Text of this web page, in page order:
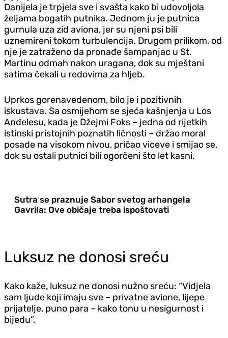
Danijela je trpjela sve i svašta kako bi udovoljola
željama bogatih putnika. Jednom ju je putnica
gurnula uza zid aviona, jer su njeni psi bili
uznemireni tokom turbulencija. Drugom prilikom, od
nje je zatraženo da pronađe šampanjac u St.
Martinu odmah nakon uragana, dok su mještani
satima čekali u redovima za hljeb.
Uprkos gorenavedenom, bilo je i pozitivnih
iskustava. Sa osmijehom se sjeća kašnjenja u Los
Anđelesu, kada je Džejmi Foks – jedna od rijetkih
istinski pristojnih poznatih ličnosti – držao moral
posade na visokom nivou, pričao viceve i smijao se,
dok su ostali putnici bili ogorčeni što let kasni.
Sutra se praznuje Sabor svetog arhangela
Gavrila: Ove običaje treba ispoštovati
Luksuz ne donosi sreću
Kako kaže, luksuz ne donosi nužno sreću: “Vidjela
sam ljude koji imaju sve – privatne avione, lijepe
prijatelje, puno para – kako tonu u nesigurnost i
bijedu”.